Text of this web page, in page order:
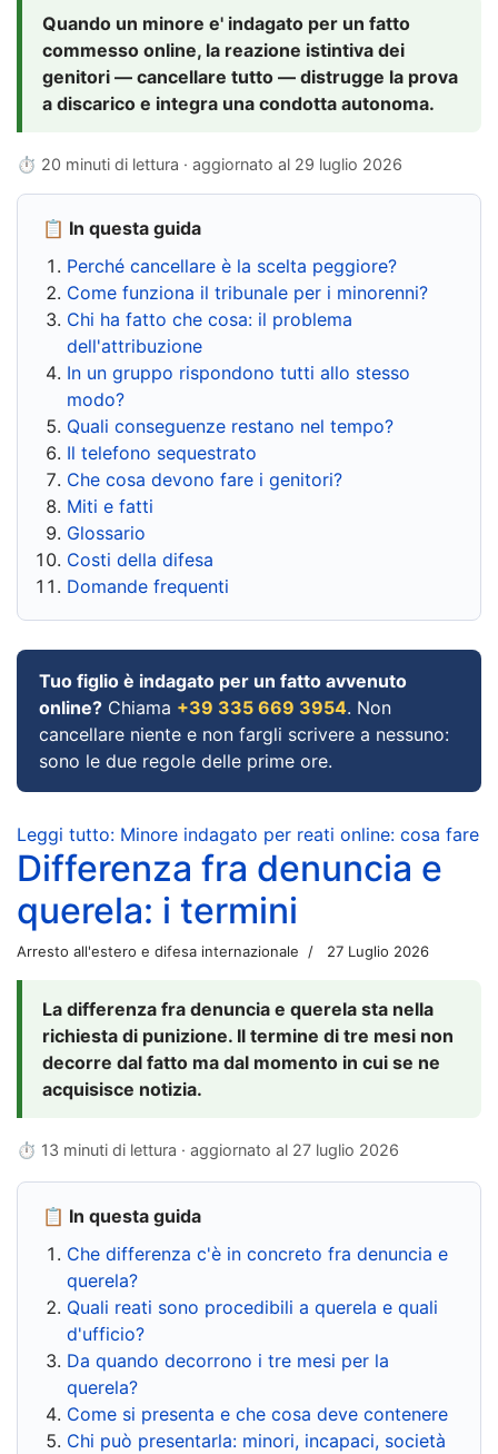
Quando un minore e' indagato per un fatto
commesso online, la reazione istintiva dei
genitori — cancellare tutto — distrugge la prova
a discarico e integra una condotta autonoma.
⏱ 20 minuti di lettura · aggiornato al 29 luglio 2026
📋 In questa guida
Perché cancellare è la scelta peggiore?
Come funziona il tribunale per i minorenni?
Chi ha fatto che cosa: il problema
dell'attribuzione
In un gruppo rispondono tutti allo stesso
modo?
Quali conseguenze restano nel tempo?
Il telefono sequestrato
Che cosa devono fare i genitori?
Miti e fatti
Glossario
Costi della difesa
Domande frequenti
Tuo figlio è indagato per un fatto avvenuto
online? Chiama +39 335 669 3954. Non
cancellare niente e non fargli scrivere a nessuno:
sono le due regole delle prime ore.
Leggi tutto: Minore indagato per reati online: cosa fare
Differenza fra denuncia e
querela: i termini
Arresto all'estero e difesa internazionale 27 Luglio 2026
La differenza fra denuncia e querela sta nella
richiesta di punizione. Il termine di tre mesi non
decorre dal fatto ma dal momento in cui se ne
acquisisce notizia.
⏱ 13 minuti di lettura · aggiornato al 27 luglio 2026
📋 In questa guida
Che differenza c'è in concreto fra denuncia e
querela?
Quali reati sono procedibili a querela e quali
d'ufficio?
Da quando decorrono i tre mesi per la
querela?
Come si presenta e che cosa deve contenere
Chi può presentarla: minori, incapaci, società